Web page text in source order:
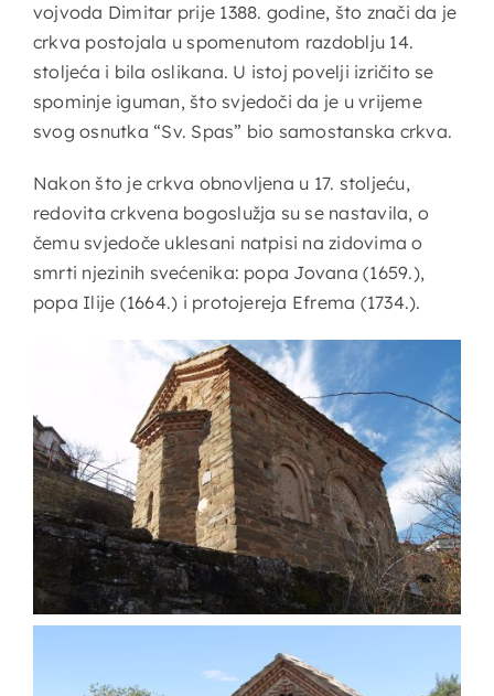
vojvoda Dimitar prije 1388. godine, što znači da je
crkva postojala u spomenutom razdoblju 14.
stoljeća i bila oslikana. U istoj povelji izričito se
spominje iguman, što svjedoči da je u vrijeme
svog osnutka “Sv. Spas” bio samostanska crkva.
Nakon što je crkva obnovljena u 17. stoljeću,
redovita crkvena bogoslužja su se nastavila, o
čemu svjedoče uklesani natpisi na zidovima o
smrti njezinih svećenika: popa Jovana (1659.),
popa Ilije (1664.) i protojereja Efrema (1734.).